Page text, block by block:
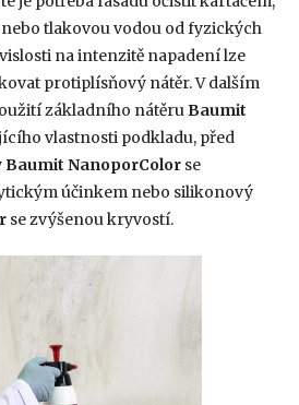
tlakovou vodou od fyzických
na intenzitě napadení lze
protiplísňový nátěr. V dalším
základního nátěru Baumit
vlastnosti podkladu, před
Baumit NanoporColor se
účinkem nebo silikonový
se zvýšenou kryvostí.